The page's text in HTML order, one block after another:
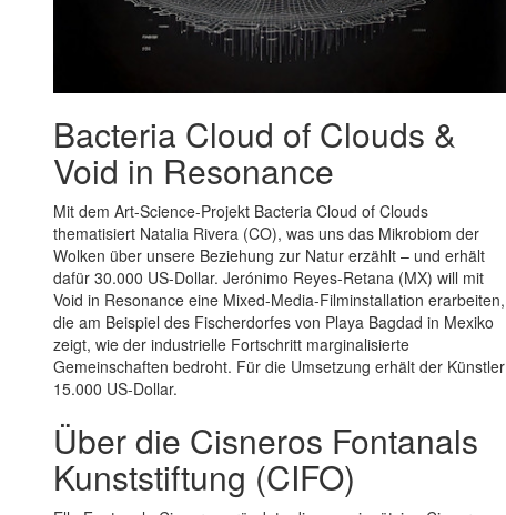
Bacteria Cloud of Clouds &
Void in Resonance
Mit dem Art-Science-Projekt Bacteria Cloud of Clouds
thematisiert Natalia Rivera (CO), was uns das Mikrobiom der
Wolken über unsere Beziehung zur Natur erzählt – und erhält
dafür 30.000 US-Dollar. Jerónimo Reyes-Retana (MX) will mit
Void in Resonance eine Mixed-Media-Filminstallation erarbeiten,
die am Beispiel des Fischerdorfes von Playa Bagdad in Mexiko
zeigt, wie der industrielle Fortschritt marginalisierte
Gemeinschaften bedroht. Für die Umsetzung erhält der Künstler
15.000 US-Dollar.
Über die Cisneros Fontanals
Kunststiftung (CIFO)